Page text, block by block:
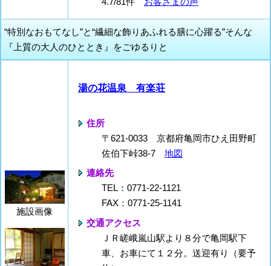
“特別なおもてなし”と“繊細な飾りあふれる膳に心躍る”そんな
『上質の大人のひととき』をごゆるりと
施設画像
湯の花温泉 有楽荘
住所
〒621-0033 京都府亀岡市ひえ田野町
佐伯下峠38-7 地図
連絡先
TEL：0771-22-1121
FAX：0771-25-1141
交通アクセス
ＪＲ嵯峨嵐山駅より８分で亀岡駅下
車、お車にて１２分。送迎有り（要予